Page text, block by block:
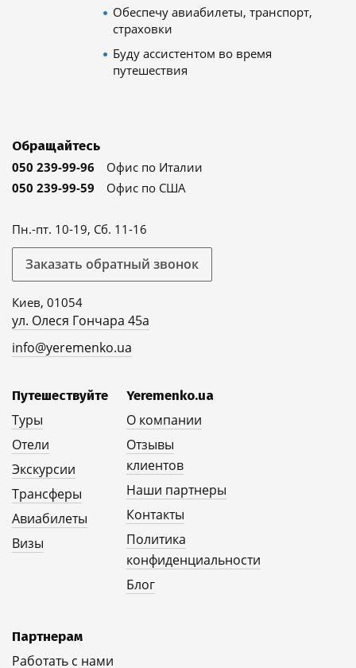
Обеспечу авиабилеты, транспорт,
страховки
Буду ассистентом во время
путешествия
Обращайтесь
050 239-99-96
Офис по Италии
050 239-99-59
Офис по США
Пн.-пт. 10-19, Сб. 11-16
Заказать обратный звонок
Киев, 01054
ул. Олеся Гончара 45а
info@yeremenko.ua
Путешествуйте
Туры
Отели
Экскурсии
Трансферы
Авиабилеты
Визы
Yeremenko.ua
О компании
Отзывы
клиентов
Наши партнеры
Контакты
Политика
конфиденциальности
Блог
Партнерам
Работать с нами